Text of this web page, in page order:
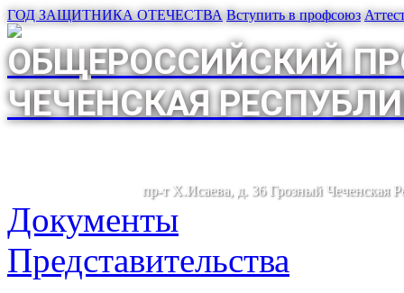
ГОД ЗАЩИТНИКА ОТЕЧЕСТВА Вступить в профсоюз
ОБЩЕРОССИЙСКИЙ
ЧЕЧЕНСКАЯ
пр-т Х.Исаева, д. 36 Грозный Чеченская
Документы
Представительства